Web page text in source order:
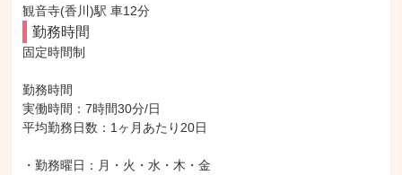
観音寺(香川)駅 車12分
勤務時間
固定時間制
勤務時間
実働時間：7時間30分/日
平均勤務日数：1ヶ月あたり20日
・勤務曜日：月・火・水・木・金